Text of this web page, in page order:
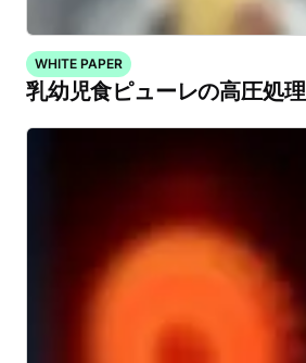
WHITE PAPER
乳幼児食ピューレの高圧処理